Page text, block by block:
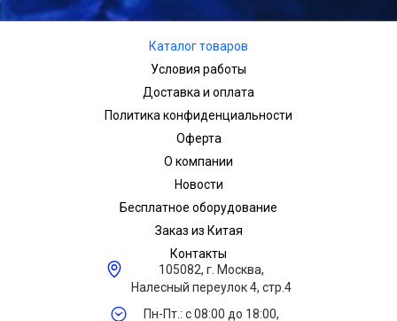
Каталог товаров
Условия работы
Доставка и оплата
Политика конфиденциальности
Оферта
О компании
Новости
Бесплатное оборудование
Заказ из Китая
Контакты
105082, г. Москва,
Налесный переулок 4, стр.4
Пн-Пт.: с 08:00 до 18:00,